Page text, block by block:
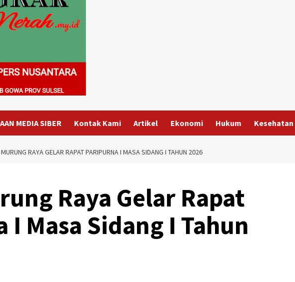
MEDIA SIBER Kontak Kami Artikel Ekonomi Hukum Kesehatan
RAYA GELAR RAPAT PARIPURNA I MASA SIDANG I TAHUN 2026
Raya Gelar Rapat
I Masa Sidang I Tahun